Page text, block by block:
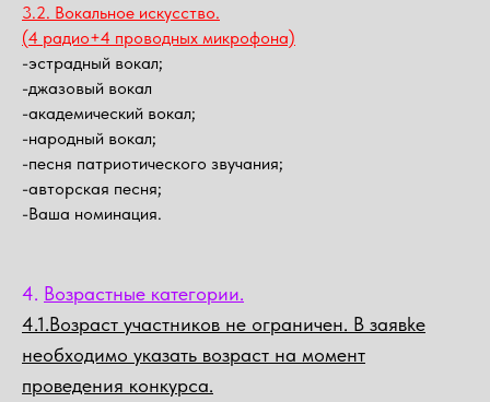
3.2. Вокальное искусство.
(4 радио+4 проводных микрофона)
-эстрадный вокал;
-джазовый вокал
-академический вокал;
-народный вокал;
-песня патриотического звучания;
-авторская песня;
-Ваша номинация.
4. Возрастные категории.
4.1.Возраст участников не ограничен. В заявkе
необходимо указать возраст на момент
проведения конкурса.